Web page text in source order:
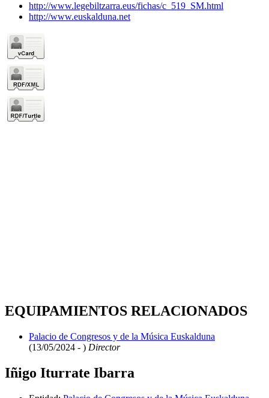
http://www.legebiltzarra.eus/fichas/c_519_SM.html
http://www.euskalduna.net
EQUIPAMIENTOS RELACIONADOS
Palacio de Congresos y de la Música Euskalduna
(13/05/2024 - ) Director
Iñigo Iturrate Ibarra